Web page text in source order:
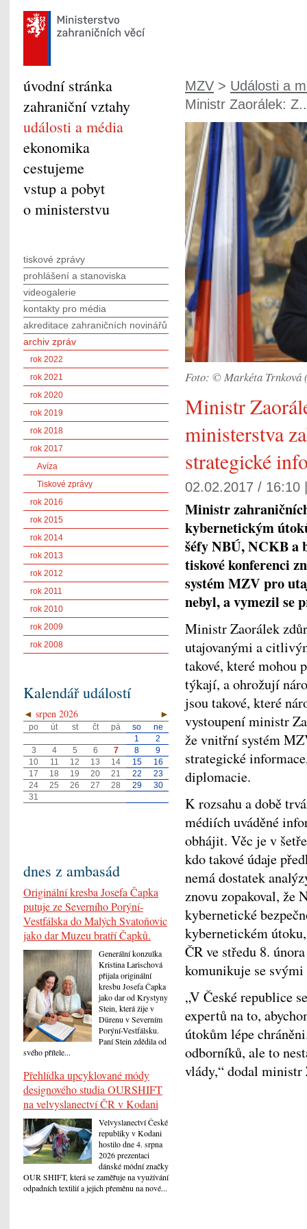
MZV > Události a
Ministr Zaorálek:
Foto: © Markéta Trnková
Ministr
ministerstva
strategické
02.02.2017 / 16:10
Ministr
kybernetickým
šéfy NBÚ, NCKB a
tiskové konferenci
systém MZV pro
nebyl, a vymezil se
Ministr Zaorálek
utajovanými a
takové, které mohou
týkají, a ohrožují
jsou takové, které
vystoupení ministr
že vnitřní systém
strategické
diplomacie.
K rozsahu a době
médiích uváděné
obhájit. Věc je v
kdo takové údaje
nemá dostatek
znovu zopakoval, že
kybernetické
kybernetickém
ČR ve středu 8.
komunikuje se
„V České republice
expertů na to,
útokům lépe
odborníků, ale to
vlády,“ dodal ministr
úvodní stránka
zahraniční vztahy
události a média
ekonomika
cestujeme
vstup a pobyt
o ministerstvu
tiskové zprávy
prohlášení a stanoviska
videogalerie
kontakty pro média
akreditace zahraničních novinářů
archiv zpráv
rok 2022
rok 2021
rok 2020
rok 2019
rok 2018
rok 2017
Avíza
Tiskové zprávy
rok 2016
rok 2015
rok 2014
rok 2013
rok 2012
rok 2011
rok 2010
rok 2009
rok 2008
Kalendář událostí
◄ ►
srpen 2026
po út st čt pá so
ne
1
2
3
4 5 6 7 8
9
10
11 12 13 14 15
16
17
18 19 20 21 22
23
24
25 26 27 28 29
30
31
dnes z ambasád
Originální kresba Josefa Čapka
putuje ze Severního Porýní-
Vestfálska do Malých Svatoňovic
jako dar Muzeu bratří Čapků.
Generální konzulka
Kristina Larischová
přijala originální
kresbu Josefa Čapka
jako dar od Krystyny
Stein, která žije v
Dürenu v Severním
Porýní-Vestfálsku.
Paní Stein zdědila od
svého přítele...
Přehlídka upcyklované módy
designového studia OURSHIFT
na velvyslanectví ČR v Kodani
Velvyslanectví České
republiky v Kodani
hostilo dne 4. srpna
2026 prezentaci
dánské módní značky
OUR SHIFT, která se zaměřuje na využívání
odpadních textilií a jejich přeměnu na nové...